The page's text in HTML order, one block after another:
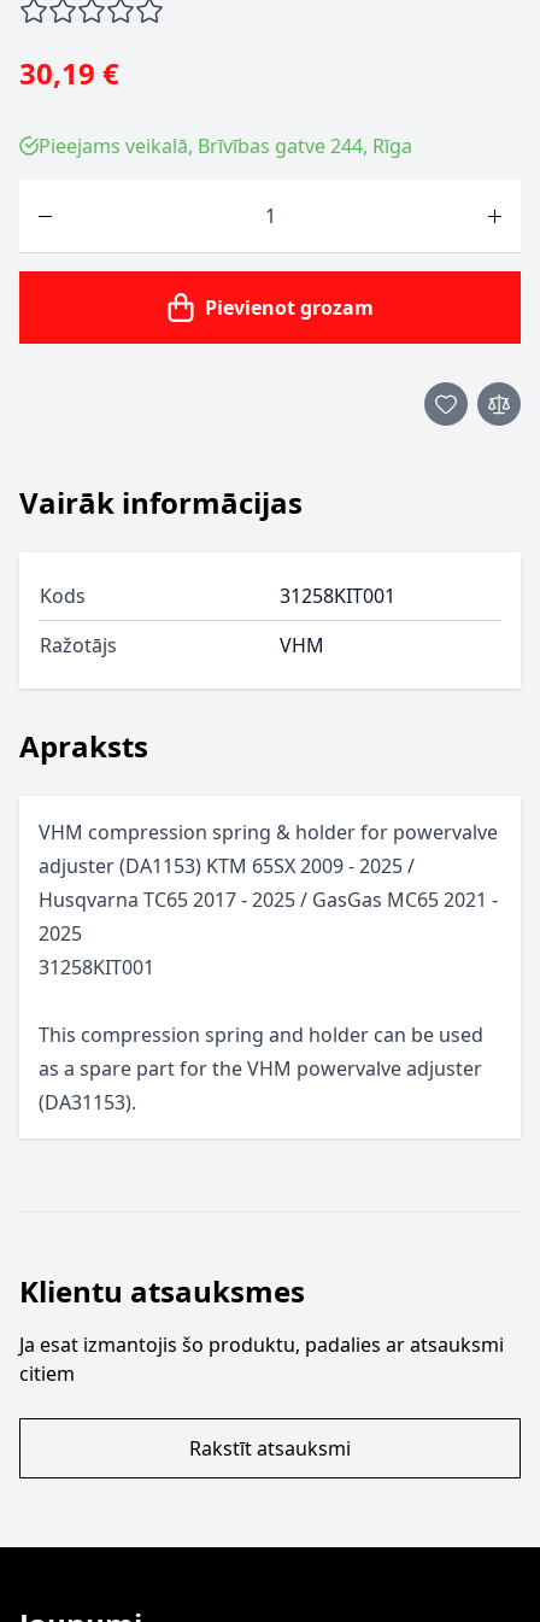
30,19 €
Pieejams veikalā, Brīvības gatve 244, Rīga
Pievienot grozam
Apraksts
VHM compression spring & holder for powervalve
adjuster (DA1153) KTM 65SX 2009 - 2025 /
Husqvarna TC65 2017 - 2025 / GasGas MC65 2021 -
2025
31258KIT001
This compression spring and holder can be used
as a spare part for the VHM powervalve adjuster
(DA31153).
Vairāk informācijas
Kods
31258KIT001
Ražotājs
VHM
Klientu atsauksmes
Ja esat izmantojis šo produktu, padalies ar atsauksmi
citiem
Rakstīt atsauksmi